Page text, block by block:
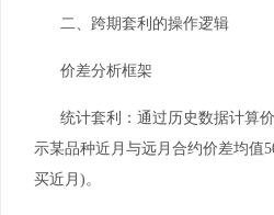
二、跨期套利的操作逻辑
价差分析框架
统计套利：通过历史数据计算
示某品种近月与远月合约价差均值
买近月)。